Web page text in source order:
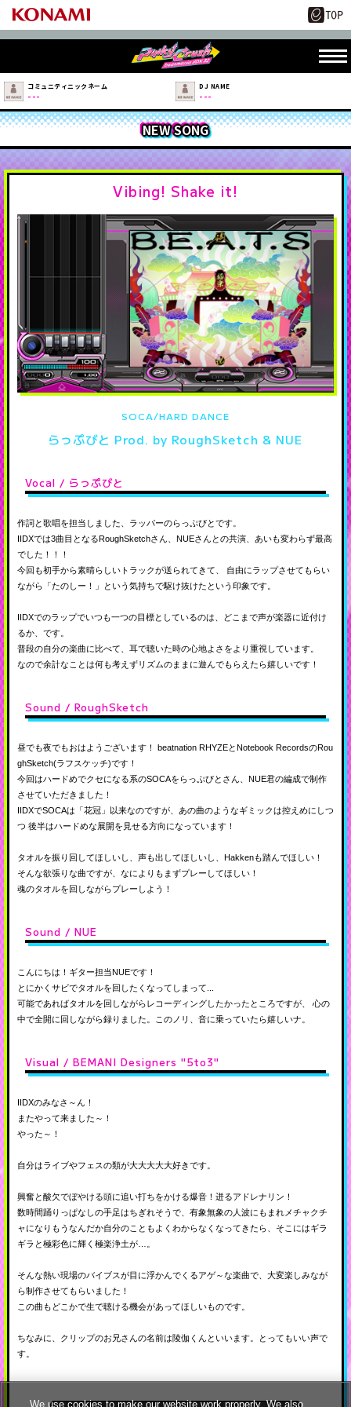
コミュニティニックネーム
---
DJ NAME
---
NEW SONG
Vibing! Shake it!
SOCA/HARD DANCE
らっぷびと Prod. by RoughSketch & NUE
Vocal / らっぷびと
作詞と歌唱を担当しました、ラッパーのらっぷびとです。
IIDXでは3曲目となるRoughSketchさん、NUEさんとの共演、あいも変わらず最高
でした！！！
今回も初手から素晴らしいトラックが送られてきて、
自由にラップさせてもらい
ながら「たのしー！」という気持ちで駆け抜けたという印象です。
IIDXでのラップでいつも一つの目標としているのは、どこまで声が楽器に近付け
るか、です。
普段の自分の楽曲に比べて、耳で聴いた時の心地よさをより重視しています。
なので余計なことは何も考えずリズムのままに遊んでもらえたら嬉しいです！
Sound / RoughSketch
昼でも夜でもおはようございます！ beatnation RHYZEとNotebook RecordsのRou
ghSketch(ラフスケッチ)です！
今回はハードめでクセになる系のSOCAをらっぷびとさん、NUE君の編成で制作
させていただきました！
IIDXでSOCAは「花冠」以来なのですが、あの曲のようなギミックは控えめにしつ
つ 後半はハードめな展開を見せる方向になっています！
タオルを振り回してほしいし、声も出してほしいし、Hakkenも踏んでほしい！
そんな欲張りな曲ですが、なによりもまずプレーしてほしい！
魂のタオルを回しながらプレーしよう！
Sound / NUE
こんにちは！ギター担当NUEです！
とにかくサビでタオルを回したくなってしまって...
可能であればタオルを回しながらレコーディングしたかったところですが、
心の
中で全開に回しながら録りました。このノリ、音に乗っていたら嬉しいナ。
Visual / BEMANI Designers "5to3"
IIDXのみなさ～ん！
またやって来ました～！
やった～！
自分はライブやフェスの類が大大大大大好きです。
興奮と酸欠でぼやける頭に追い打ちをかける爆音！迸るアドレナリン！
数時間踊りっぱなしの手足はちぎれそうで、有象無象の人波にもまれメチャクチ
ャになりもうなんだか自分のこともよくわからなくなってきたら、そこにはギラ
ギラと極彩色に輝く極楽浄土が…。
そんな熱い現場のバイブスが目に浮かんでくるアゲ～な楽曲で、大変楽しみなが
ら制作させてもらいました！
この曲もどこかで生で聴ける機会があってほしいものです。
ちなみに、クリップのお兄さんの名前は陵伽くんといいます。とってもいい声で
す。
We use cookies to make our website work properly. We also